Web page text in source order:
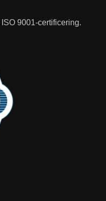
9001-certificering.